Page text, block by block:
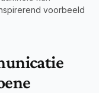
voorbeeld